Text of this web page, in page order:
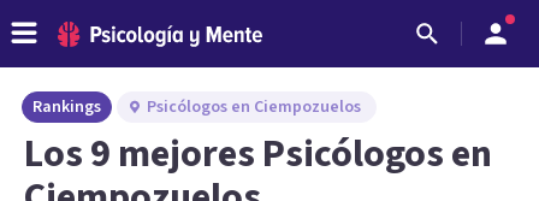
Rankings Psicólogos en Ciempozuelos
Los 9 mejores Psicólogos en